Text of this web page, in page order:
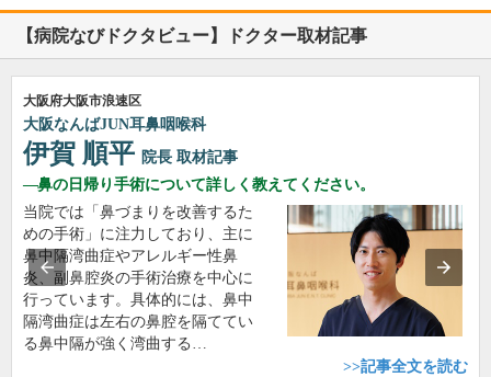
【病院なびドクタビュー】ドクター取材記事
大阪府大阪市浪速区
大阪なんばJUN耳鼻咽喉科
伊賀 順平 院長 取材記事
鼻の日帰り手術について詳しく教えてください。
当院では「鼻づまりを改善するた
めの手術」に注力しており、主に
鼻中隔湾曲症やアレルギー性鼻
炎、副鼻腔炎の手術治療を中心に
行っています。具体的には、鼻中
隔湾曲症は左右の鼻腔を隔ててい
る鼻中隔が強く湾曲する…
>>記事全文を読む